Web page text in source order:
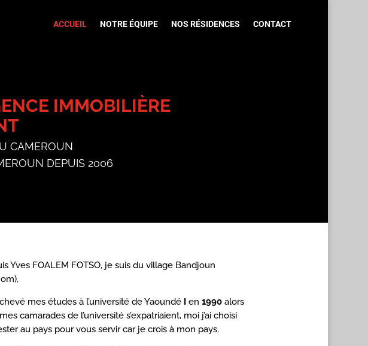
ACCUEIL NOTRE ÉQUIPE NOS RÉSIDENCES CONTACT
IMMOBILIÈRE
CAMEROUN
DEPUIS 2006
Yves FOALEM FOTSO, je suis du village Bandjoun
mes études à l’université de Yaoundé en 1990alors
camarades de l’université s’expatriaient, moi j’ai choisi
au pays pour vous servir car je crois à mon pays.